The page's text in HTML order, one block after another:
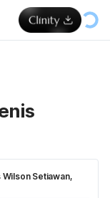
Wilson Setiawan,